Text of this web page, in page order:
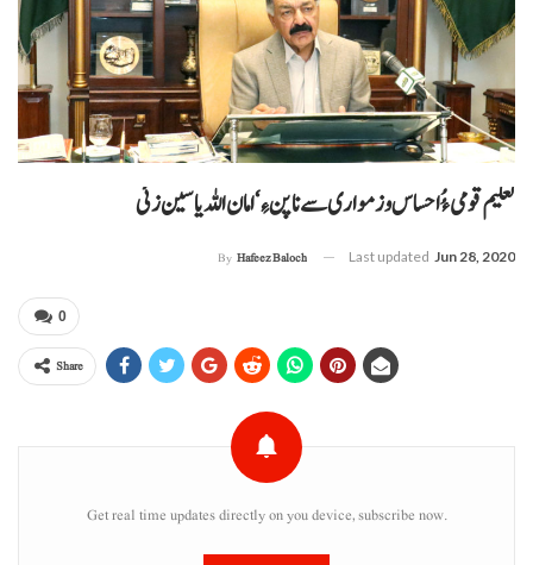
تعلیم قومی ءُُ احساس و زمواری سے نا پن ءِ‘امان اللہ یاسین زئی
By Hafeez Baloch Last updated Jun 28, 2020
0
Share
Get real time updates directly on you device, subscribe now.